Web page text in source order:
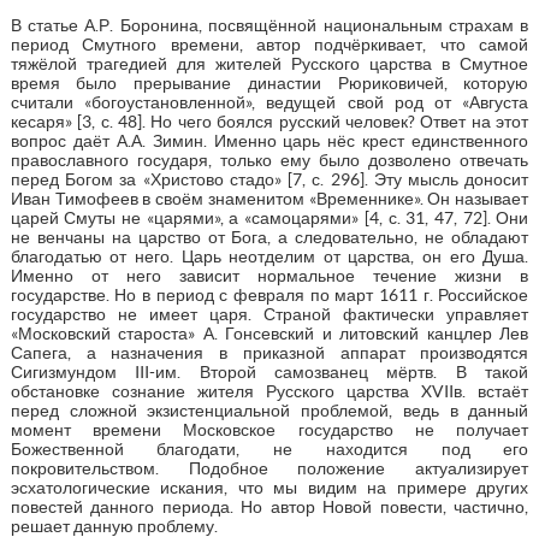
В статье А.Р. Боронина, посвящённой национальным страхам в
период Смутного времени, автор подчёркивает, что самой
тяжёлой трагедией для жителей Русского царства в Смутное
время было прерывание династии Рюриковичей, которую
считали «богоустановленной», ведущей свой род от «Августа
кесаря» [3, с. 48]. Но чего боялся русский человек? Ответ на этот
вопрос даёт А.А. Зимин. Именно царь нёс крест единственного
православного государя, только ему было дозволено отвечать
перед Богом за «Христово стадо» [7, с. 296]. Эту мысль доносит
Иван Тимофеев в своём знаменитом «Временнике». Он называет
царей Смуты не «царями», а «самоцарями» [4, с. 31, 47, 72]. Они
не венчаны на царство от Бога, а следовательно, не обладают
благодатью от него. Царь неотделим от царства, он его Душа.
Именно от него зависит нормальное течение жизни в
государстве. Но в период с февраля по март 1611 г. Российское
государство не имеет царя. Страной фактически управляет
«Московский староста» А. Гонсевский и литовский канцлер Лев
Сапега, а назначения в приказной аппарат производятся
Сигизмундом III-им. Второй самозванец мёртв. В такой
обстановке сознание жителя Русского царства XVIIв. встаёт
перед сложной экзистенциальной проблемой, ведь в данный
момент времени Московское государство не получает
Божественной благодати, не находится под его
покровительством. Подобное положение актуализирует
эсхатологические искания, что мы видим на примере других
повестей данного периода. Но автор Новой повести, частично,
решает данную проблему.